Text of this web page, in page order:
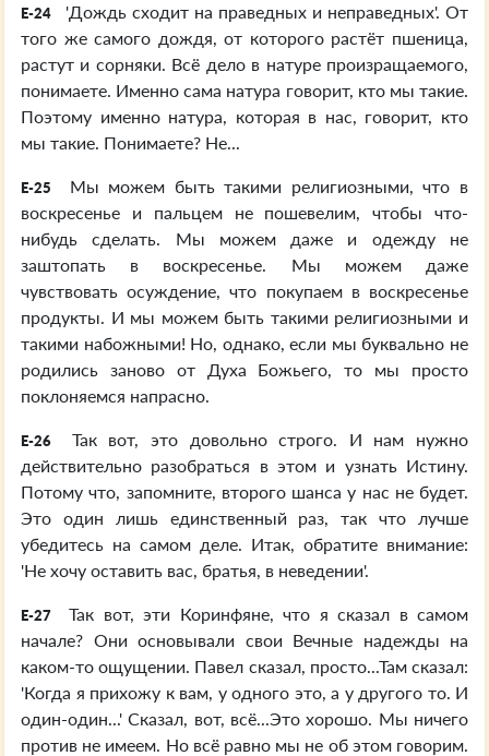
E-24
'Дождь сходит на праведных и неправедных'. От
того же самого дождя, от которого растёт пшеница,
растут и сорняки. Всё дело в натуре произращаемого,
понимаете. Именно сама натура говорит, кто мы такие.
Поэтому именно натура, которая в нас, говорит, кто
мы такие. Понимаете? Не...
E-25
Мы можем быть такими религиозными, что в
воскресенье и пальцем не пошевелим, чтобы что-
нибудь сделать. Мы можем даже и одежду не
заштопать в воскресенье. Мы можем даже
чувствовать осуждение, что покупаем в воскресенье
продукты. И мы можем быть такими религиозными и
такими набожными! Но, однако, если мы буквально не
родились заново от Духа Божьего, то мы просто
поклоняемся напрасно.
E-26
Так вот, это довольно строго. И нам нужно
действительно разобраться в этом и узнать Истину.
Потому что, запомните, второго шанса у нас не будет.
Это один лишь единственный раз, так что лучше
убедитесь на самом деле. Итак, обратите внимание:
'Не хочу оставить вас, братья, в неведении'.
E-27
Так вот, эти Коринфяне, что я сказал в самом
начале? Они основывали свои Вечные надежды на
каком-то ощущении. Павел сказал, просто...Там сказал:
'Когда я прихожу к вам, у одного это, а у другого то. И
один-один...' Сказал, вот, всё...Это хорошо. Мы ничего
против не имеем. Но всё равно мы не об этом говорим.